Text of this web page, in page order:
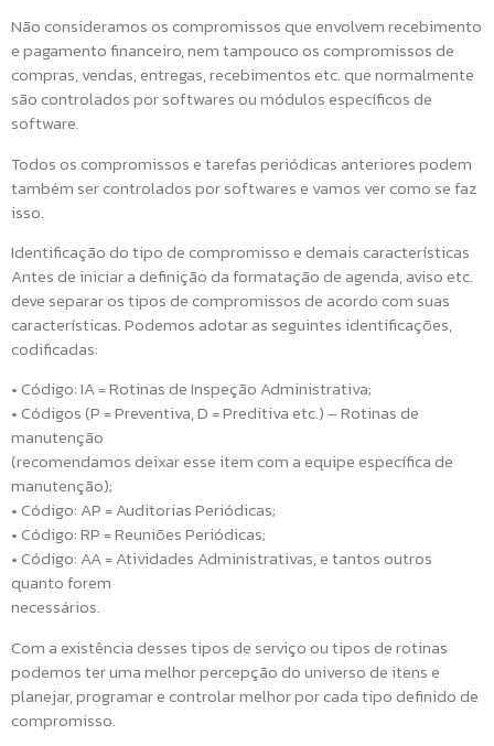
Não consideramos os compromissos que envolvem recebimento
e pagamento financeiro, nem tampouco os compromissos de
compras, vendas, entregas, recebimentos etc. que normalmente
são controlados por softwares ou módulos específicos de
software.
Todos os compromissos e tarefas periódicas anteriores podem
também ser controlados por softwares e vamos ver como se faz
isso.
Identificação do tipo de compromisso e demais características
Antes de iniciar a definição da formatação de agenda, aviso etc.
deve separar os tipos de compromissos de acordo com suas
características. Podemos adotar as seguintes identificações,
codificadas:
• Código: IA = Rotinas de Inspeção Administrativa;
• Códigos (P = Preventiva, D = Preditiva etc.) – Rotinas de
manutenção
(recomendamos deixar esse item com a equipe específica de
manutenção);
• Código: AP = Auditorias Periódicas;
• Código: RP = Reuniões Periódicas;
• Código: AA = Atividades Administrativas, e tantos outros
quanto forem
necessários.
Com a existência desses tipos de serviço ou tipos de rotinas
podemos ter uma melhor percepção do universo de itens e
planejar, programar e controlar melhor por cada tipo definido de
compromisso.